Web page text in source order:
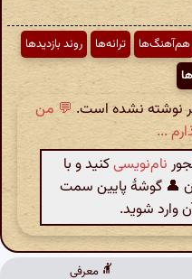
هم‌آهنگ‌ها ترانه‌ها
روند بازدیدها
نوشته نشده است. 💬 من
...
نام‌نویسیکنید و با
👤 گوشهٔ پایین سمت
شوید.
معرفی